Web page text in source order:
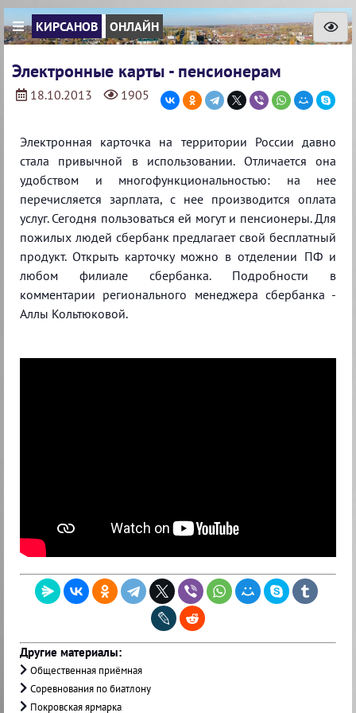
КИРСАНОВ ОНЛАЙН
Электронные карты - пенсионерам
18.10.2013 1905
Электронная карточка на территории России давно
стала привычной в использовании. Отличается она
удобством и многофункциональностью: на нее
перечисляется зарплата, с нее производится оплата
услуг. Сегодня пользоваться ей могут и пенсионеры. Для
пожилых людей сбербанк предлагает свой бесплатный
продукт. Открыть карточку можно в отделении ПФ и
любом филиале сбербанка. Подробности в
комментарии регионального менеджера сбербанка -
Аллы Кольтюковой.
Другие материалы:
Общественная приёмная
Соревнования по биатлону
Покровская ярмарка